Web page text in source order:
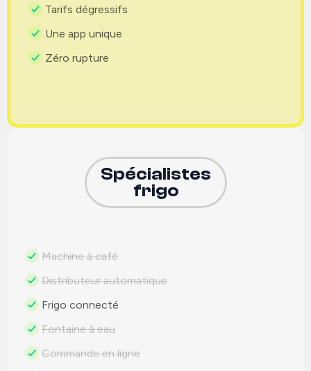
Tarifs dégressifs
Une app unique
Zéro rupture
Spécialistes
frigo
Machine à café
Distributeur automatique
Frigo connecté
Fontaine à eau
Commande en ligne